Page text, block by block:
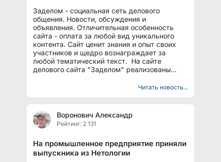
Заделом - социальная сеть делового
общения. Новости, обсуждения и
объявления. Отличительная особенность
сайта - оплата за любой вид уникального
контента. Сайт ценит знания и опыт своих
участников и щедро вознаграждает за
любой тематический текст. На сайте
делового сайта "Заделом" реализованы
Читать новость...
Воронович Александр
Рейтинг: 2 131
На промышленное предприятие приняли
выпускника из Нетологии